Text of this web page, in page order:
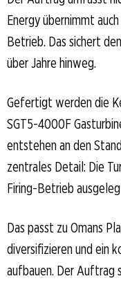
Energy übernimmt
Betrieb. Das sichert
über Jahre hinweg.
Gefertigt werden die
SGT5-4000F
entstehen an den
zentrales Detail: Die
Firing-Betrieb
Das passt zu Omans
diversifizieren und ein
aufbauen. Der